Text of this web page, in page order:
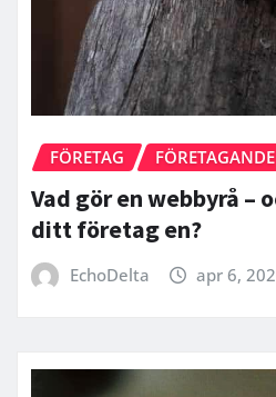
FÖRETAG FÖRETAGANDE
Vad gör en webbyrå –
ditt företag en?
EchoDelta apr 6,